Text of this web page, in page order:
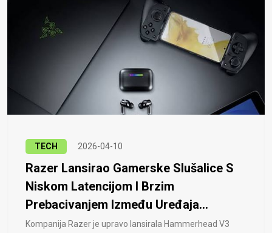
TECH 2026-04-10
Razer Lansirao Gamerske Slušalice S
Niskom Latencijom I Brzim
Prebacivanjem Između Uređaja...
Kompanija Razer je upravo lansirala Hammerhead V3